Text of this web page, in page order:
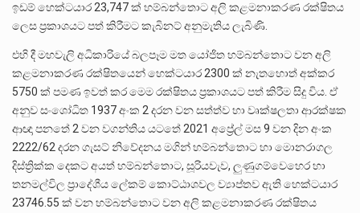
ඉඩම් හෙක්ටයාර 23,747 ක් හම්බන්තොට අලි කළමනාකරණ රක්ෂිතය
ලෙස ප්‍රකාශයට පත් කිරීමට කැබිනට් අනුමැතිය ලැබිණි.
එහි දී මහවැලි අධිකාරියේ බලපෑම මත යෝජිත හම්බන්තොට වන අලි
කළමනාකරණ රක්ෂිතයෙන් හෙක්ටයාර 2300 ක් නැතහොත් අක්කර
5750 ක් පමණ ඉවත් කර මෙම රක්ෂිතය ප්‍රකාශයට පත් කිරීම සිදු විය. ඒ
අනුව සංශෝධිත 1937 අංක 2 දරන වන සත්ත්ව හා වෘක්ෂලතා ආරක්ෂක
ආඥා පනතේ 2 වන වගන්තිය යටතේ 2021 අප්‍රේල් මස 9 වන දින අංක
2222/62 දරන ගැසට් නිවේදනය මගින් හම්බන්තොට හා මොනරාගල
දිස්ත්‍රික්ක දෙකට අයත් හම්බන්තොට, සූරියවැව, ලුණුගම්වෙහෙර හා
තනමල්විල ප්‍රාදේශීය ලේකම් කොට්ඨාශවල ව්‍යාප්තව ඇති හෙක්ටයාර
23746.55 ක් වන හම්බන්තොට වන අලි කළමනාකරණ රක්ෂිතය